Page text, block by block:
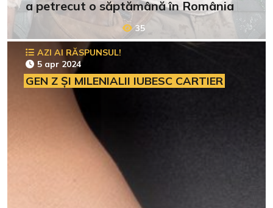
a petrecut o săptămână în România
35
AZI AI RĂSPUNSUL!
5 apr 2024
GEN Z ȘI MILENIALII IUBESC CARTIER